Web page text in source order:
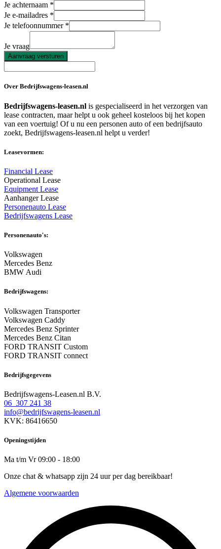
Je achternaam
Je e-mailadres
Je telefoonnummer
Je vraag
Aanvraag versturen
Over Bedrijfswagens-leasen.nl
Bedrijfswagens-leasen.nl is gespecialiseerd in het verzorgen van
lease contracten, maar helpt u ook geheel kosteloos bij het kopen
van een voertuig! Of u nu een personen auto of een bedrijfsauto
zoekt, Bedrijfswagens-leasen.nl helpt u verder!
Leasevormen:
Financial Lease
Operational Lease
Equipment Lease
Aanhanger Lease
Personenauto Lease
Bedrijfswagens Lease
Personenauto's:
Volkswagen
Mercedes Benz
BMW Audi
Bedrijfswagens:
Volkswagen Transporter
Volkswagen Caddy
Mercedes Benz Sprinter
Mercedes Benz Citan
FORD TRANSIT Custom
FORD TRANSIT connect
Bedrijfsgegevens
Bedrijfswagens-Leasen.nl B.V.
06 307 241 38
info@bedrijfswagens-leasen.nl
KVK: 86416650
Openingstijden
Ma t/m Vr 09:00 - 18:00
Onze chat & whatsapp zijn 24 uur per dag bereikbaar!
Algemene voorwaarden